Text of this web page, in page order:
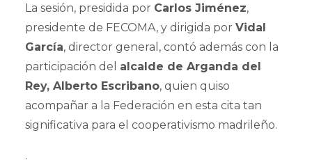
La sesión, presidida por Carlos Jiménez,
presidente de FECOMA, y dirigida por Vidal
García, director general, contó además con la
participación del alcalde de Arganda del
Rey, Alberto Escribano, quien quiso
acompañar a la Federación en esta cita tan
significativa para el cooperativismo madrileño.
.